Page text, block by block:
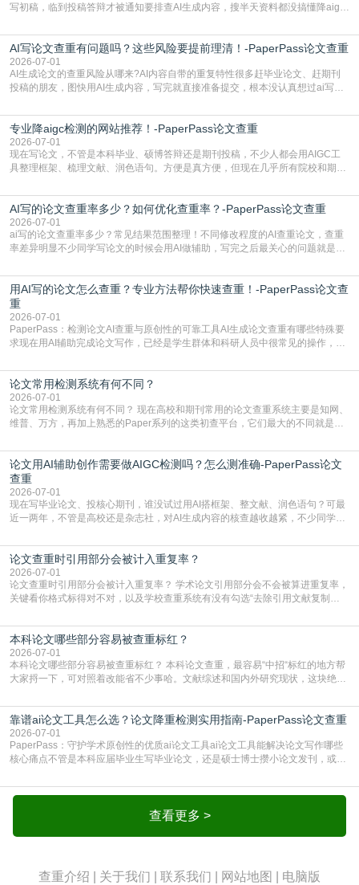
写初稿，临到投稿答辩才被通知要排查AI生成内容，搜半天资料都没搞懂降aigc
怕是已经入行的科研人员，不少人也搞不清降aigc检测是啥，对相关要求摸不
准。其实，降aigc检测是伴随AIGC工具在学术领域普及诞生的新需求，核心是为
了满足现在高校、期刊对AI生
AI写论文查重有问题吗？这些风险要提前理清！-PaperPass论文查重
2026-07-01
AI生成论文的查重风险从哪来?AI内容自带的重复特性很多赶毕业论文、赶期刊
投稿的朋友，图快用AI生成内容，写完就直接准备提交，根本没认真想过ai写论
自带不可忽视的查重风险。AI训练依赖海量公开的文本数据，生成内容本质是基
于训练数据的概率拼接，不是从零开始的原创创作。生成过程中，很容易复用已
有的高频公共表述，甚至直接拼接已经公开
专业降aigc检测的网站推荐！-PaperPass论文查重
2026-07-01
现在写论文，不管是本科毕业、硕博答辩还是期刊投稿，不少人都会用AIGC工
具整理框架、梳理文献、润色语句。方便是真方便，但现在几乎所有院校和期刊
五遍还是过不了预检测的大有人在，这时候，找到靠谱的降AIGC检测率的网
站，就能少走好多弯路。PaperPass：守护学术原创性的智能伙伴AIGC生成内
容的学术合规痛点去年帮一个本科师弟改
AI写的论文查重率多少？如何优化查重率？-PaperPass论文查重
2026-07-01
ai写的论文查重率多少？常见结果范围整理！不同修改程度的AI查重论文，查重
率差异明显不少同学写论文的时候会用AI做辅助，写完之后最关心的问题就是ai
实际情况和大家想的不太一样。AI训练依赖海量公开学术文献、网络内容，生成
内容本质是按照语义概率拼接已有内容，很容易和已发布的作品撞重复，甚至会
直接引用整段已有内容，所以查重率偏高是
用AI写的论文怎么查重？专业方法帮你快速查重！-PaperPass论文查
重
2026-07-01
PaperPass：检测论文AI查重与原创性的可靠工具AI生成论文查重有哪些特殊要
求现在用AI辅助完成论文写作，已经是学生群体和科研人员中很常见的操作，不
但很多人忽略了，AI生成的内容天生带有重复风险——训练AI的数据集本身就包
含大量已公开的学术内容、网络原创内容，AI输出内容时很容易无意识拼接出重
复片
论文常用检测系统有何不同？
2026-07-01
论文常用检测系统有何不同？ 现在高校和期刊常用的论文查重系统主要是知网、
维普、万方，再加上熟悉的Paper系列的这类初查平台，它们最大的不同就是数
查数值误导。知网（CNKI）是学校定稿检测的绝对主流。本科用PMLC，含大学
生联合比对库，能比历届学长论文，硕博用VIP/TMLC，含学术论文联合比对
库，期刊投稿用AMLMC/SML
论文用AI辅助创作需要做AIGC检测吗？怎么测准确-PaperPass论文
查重
2026-07-01
现在写毕业论文、投核心期刊，谁没试过用AI搭框架、整文献、润色语句？可最
近一两年，不管是高校还是杂志社，对AI生成内容的核查越收越紧，不少同学投
真的太亏。提前做AIGC检测，已经成了很多过来人交稿前必做的一步。为什么
AIGC检测成了论文答辩投稿前的必备项？可能还有不少人觉得，我就用AI搭了个
框架，内容都是自己写的，至于做AIG
论文查重时引用部分会被计入重复率？
2026-07-01
论文查重时引用部分会被计入重复率？ 学术论文引用部分会不会被算进重复率，
关键看你格式标得对不对，以及学校查重系统有没有勾选“去除引用文献复制
独占一行，每条文献用[1][2]方括号编号、与正文一一对应，著录项符合GB/T
7714（作者、题名、刊名、年、卷期、页码齐全，标点用半角）；查重系统识别
成功后通常把这段标为引用，
本科论文哪些部分容易被查重标红？
2026-07-01
本科论文哪些部分容易被查重标红？ 本科论文查重，最容易“中招“标红的地方帮
大家捋一下，可对照着改能省不少事哈。文献综述和国内外研究现状，这块绝对
乎一模一样的话，你要是直接复制百度百科、教材或别人写好的综述段落，系统
一抓一个准，整段飘红。研究背景、意义和方法描述也是不可避免，比如“本文采
用问卷调查法““运用SPSS软件进行数据分
靠谱ai论文工具怎么选？论文降重检测实用指南-PaperPass论文查重
2026-07-01
PaperPass：守护学术原创性的优质ai论文工具ai论文工具能解决论文写作哪些
核心痛点不管是本科应届毕业生写毕业论文，还是硕士博士攒小论文发刊，或是
自己逐句读逐句改，熬好几个大夜不说，还经常改不到点上，交上去才发现重复
率超标，再返工太折腾。现在有了成熟的ai论文工具，这些痛点基本都能高效解
决。靠谱的ai论文工具，不止能帮你梳查看更多 >
查重介绍 关于我们 联系我们 网站地图 电脑版